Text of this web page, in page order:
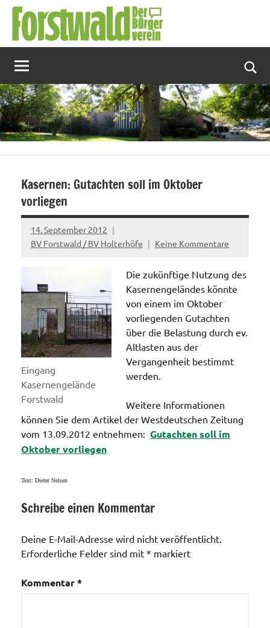
Zum
Inhalt
springen
Kasernen: Gutachten soll im Oktober
vorliegen
14. September 2012
BV Forstwald / BV Holterhöfe
Keine Kommentare
Eingang
Kasernengelände
Forstwald
Die zukünftige Nutzung des
Kasernengeländes könnte
von einem im Oktober
vorliegenden Gutachten
über die Belastung durch ev.
Altlasten aus der
Vergangenheit bestimmt
werden.
Weitere Informationen
können Sie dem Artikel der Westdeutschen Zeitung
vom 13.09.2012 entnehmen: Gutachten soll im
Oktober vorliegen
Text: Dieter Nelsen
/ Planung
Schreibe einen Kommentar
Deine E-Mail-Adresse wird nicht veröffentlicht.
Erforderliche Felder sind mit * markiert
Kommentar*